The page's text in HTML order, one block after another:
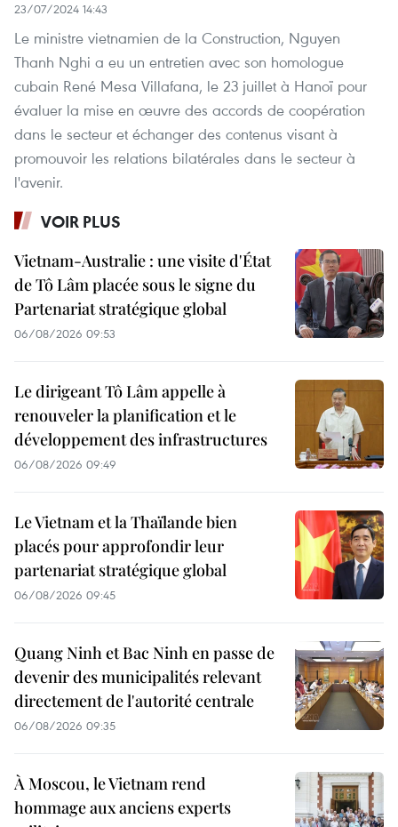
23/07/2024 14:43
Le ministre vietnamien de la Construction, Nguyen
Thanh Nghi a eu un entretien avec son homologue
cubain René Mesa Villafana, le 23 juillet à Hanoï pour
évaluer la mise en œuvre des accords de coopération
dans le secteur et échanger des contenus visant à
promouvoir les relations bilatérales dans le secteur à
l'avenir.
VOIR PLUS
Vietnam-Australie : une visite d'État
de Tô Lâm placée sous le signe du
Partenariat stratégique global
06/08/2026 09:53
Le dirigeant Tô Lâm appelle à
renouveler la planification et le
développement des infrastructures
06/08/2026 09:49
Le Vietnam et la Thaïlande bien
placés pour approfondir leur
partenariat stratégique global
06/08/2026 09:45
Quang Ninh et Bac Ninh en passe de
devenir des municipalités relevant
directement de l'autorité centrale
06/08/2026 09:35
À Moscou, le Vietnam rend
hommage aux anciens experts